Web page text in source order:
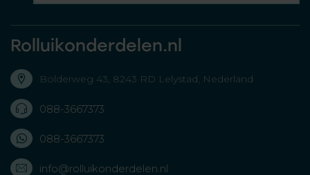
Rolluikonderdelen.nl
Bolderweg 43, 8243 RD Lelystad, Nederland
088-3667373
088-3667373
info@rolluikonderdelen.nl